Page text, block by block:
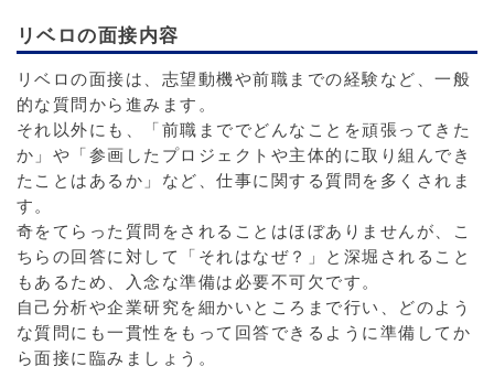
リベロの面接内容
リベロの面接は、志望動機や前職までの経験など、一般
的な質問から進みます。
それ以外にも、「前職まででどんなことを頑張ってきた
か」や「参画したプロジェクトや主体的に取り組んでき
たことはあるか」など、仕事に関する質問を多くされま
す。
奇をてらった質問をされることはほぼありませんが、こ
ちらの回答に対して「それはなぜ？」と深堀されること
もあるため、入念な準備は必要不可欠です。
自己分析や企業研究を細かいところまで行い、どのよう
な質問にも一貫性をもって回答できるように準備してか
ら面接に臨みましょう。